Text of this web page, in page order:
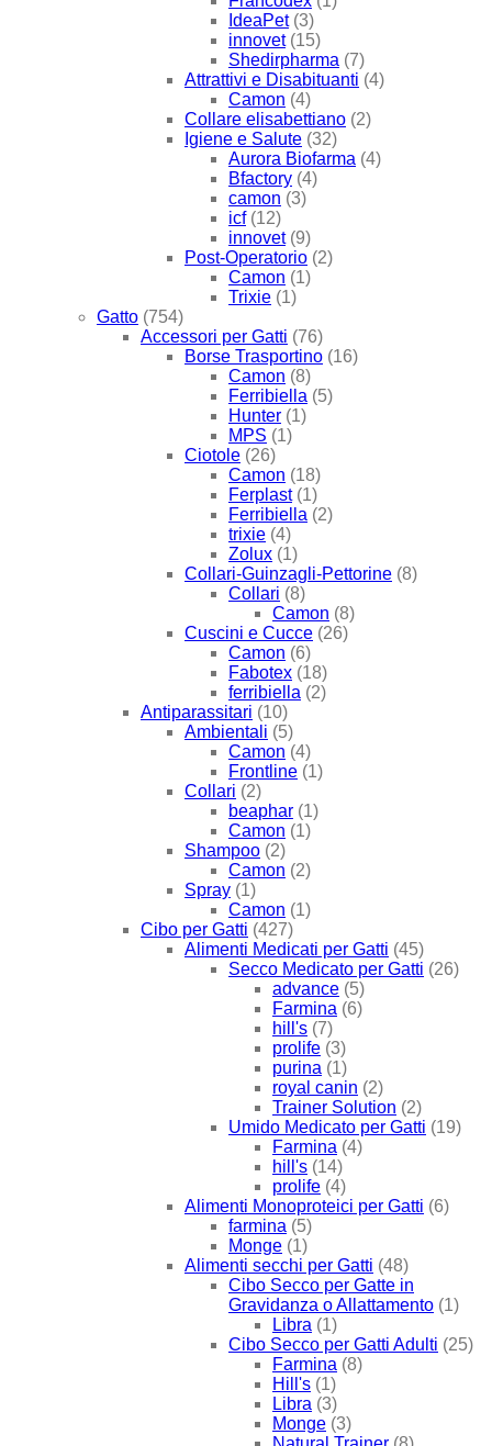
IdeaPet (3)
innovet (15)
Shedirpharma (7)
Attrattivi e Disabituanti (4)
Camon (4)
Collare elisabettiano (2)
Igiene e Salute (32)
Aurora Biofarma (4)
Bfactory (4)
camon (3)
icf (12)
innovet (9)
Post-Operatorio (2)
Camon (1)
Trixie (1)
Gatto (754)
Accessori per Gatti (76)
Borse Trasportino (16)
Camon (8)
Ferribiella (5)
Hunter (1)
MPS (1)
Ciotole (26)
Camon (18)
Ferplast (1)
Ferribiella (2)
trixie (4)
Zolux (1)
Collari-Guinzagli-Pettorine (8)
Collari (8)
Camon (8)
Cuscini e Cucce (26)
Camon (6)
Fabotex (18)
ferribiella (2)
Antiparassitari (10)
Ambientali (5)
Camon (4)
Frontline (1)
Collari (2)
beaphar (1)
Camon (1)
Shampoo (2)
Camon (2)
Spray (1)
Camon (1)
Cibo per Gatti (427)
Alimenti Medicati per Gatti (45)
Secco Medicato per Gatti (26)
advance (5)
Farmina (6)
hill's (7)
prolife (3)
purina (1)
royal canin (2)
Trainer Solution (2)
Umido Medicato per Gatti (19)
Farmina (4)
hill's (14)
prolife (4)
Alimenti Monoproteici per Gatti (6)
farmina (5)
Monge (1)
Alimenti secchi per Gatti (48)
Cibo Secco per Gatte in
Gravidanza o Allattamento (1)
Libra (1)
Cibo Secco per Gatti Adulti (25)
Farmina (8)
Hill's (1)
Libra (3)
Monge (3)